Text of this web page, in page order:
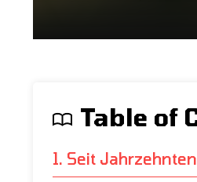
Table of
1. Seit